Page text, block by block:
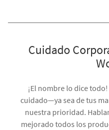
Cuidado
¡El nombre lo dice
cuidado—ya sea de tus
nuestra prioridad.
mejorado todos los